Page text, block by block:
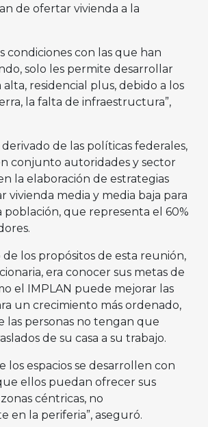
de ofertar vivienda a la
condiciones con las que han
solo les permite desarrollar
residencial plus, debido a los
la falta de infraestructura”,
de las políticas federales,
conjunto autoridades y sector
la elaboración de estrategias
vivienda media y media baja para
población, que representa el 60%
de los propósitos de esta reunión,
era conocer sus metas de
el IMPLAN puede mejorar las
un crecimiento más ordenado,
las personas no tengan que
de su casa a su trabajo.
los espacios se desarrollen con
ellos puedan ofrecer sus
céntricas, no
en la periferia”, aseguró.